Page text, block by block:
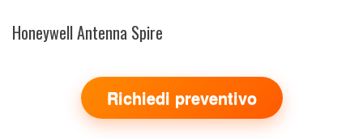
Honeywell Antenna Spire
Richiedi preventivo